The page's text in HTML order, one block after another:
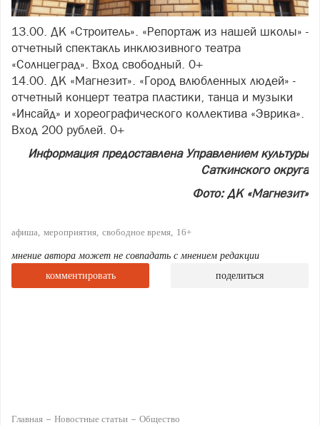
13.00. ДК «Строитель». «Репортаж из нашей школы» -
отчетный спектакль инклюзивного театра
«Солнцеград». Вход свободный. 0+
14.00. ДК «Магнезит». «Город влюбленных людей» -
отчетный концерт театра пластики, танца и музыки
«Инсайд» и хореографического коллектива «Эврика».
Вход 200 рублей. 0+
Информация предоставлена Управлением культуры
Саткинского округа
Фото: ДК «Магнезит»
афиша мероприятия свободное время 16+
мнение автора может не совпадать с мнением редакции
комментировать
поделиться
Главная Новостные статьи Общество